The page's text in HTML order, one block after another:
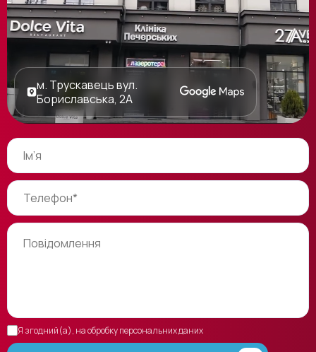
Я згодний(а), на обробку персональних даних
м. Трускавець вул.
Бориславська, 2А